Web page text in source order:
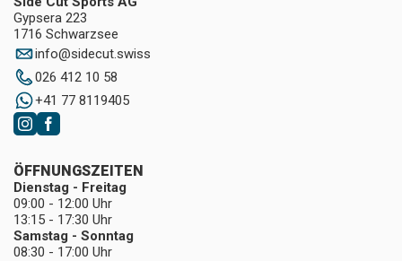
Gypsera 223
1716 Schwarzsee
info@sidecut.swiss
026 412 10 58
+41 77 8119405
ÖFFNUNGSZEITEN
Dienstag - Freitag
09:00 - 12:00 Uhr
13:15 - 17:30 Uhr
Samstag - Sonntag
08:30 - 17:00 Uhr